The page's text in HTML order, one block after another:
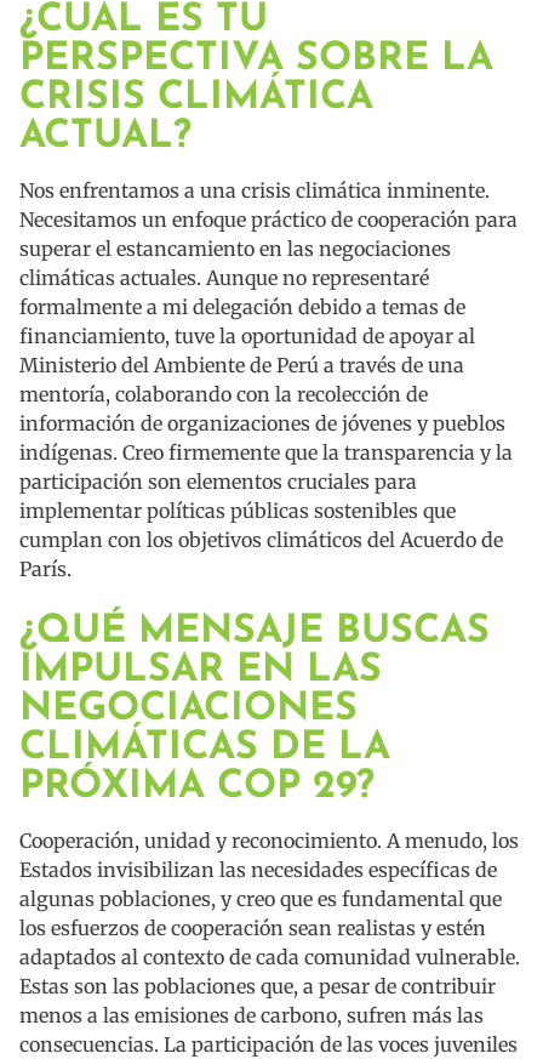
¿CUÁL ES TU
PERSPECTIVA SOBRE LA
CRISIS CLIMÁTICA
ACTUAL?
Nos enfrentamos a una crisis climática inminente.
Necesitamos un enfoque práctico de cooperación para
superar el estancamiento en las negociaciones
climáticas actuales. Aunque no representaré
formalmente a mi delegación debido a temas de
financiamiento, tuve la oportunidad de apoyar al
Ministerio del Ambiente de Perú a través de una
mentoría, colaborando con la recolección de
información de organizaciones de jóvenes y pueblos
indígenas. Creo firmemente que la transparencia y la
participación son elementos cruciales para
implementar políticas públicas sostenibles que
cumplan con los objetivos climáticos del Acuerdo de
París.
¿QUÉ MENSAJE BUSCAS
IMPULSAR EN LAS
NEGOCIACIONES
CLIMÁTICAS DE LA
PRÓXIMA COP 29?
Cooperación, unidad y reconocimiento. A menudo, los
Estados invisibilizan las necesidades específicas de
algunas poblaciones, y creo que es fundamental que
los esfuerzos de cooperación sean realistas y estén
adaptados al contexto de cada comunidad vulnerable.
Estas son las poblaciones que, a pesar de contribuir
menos a las emisiones de carbono, sufren más las
consecuencias. La participación de las voces juveniles